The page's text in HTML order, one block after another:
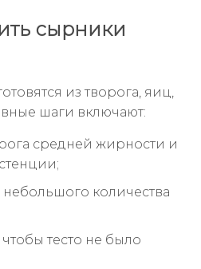
сырники
из творога, яиц,
шаги включают:
средней жирности и
количества
тесто не было